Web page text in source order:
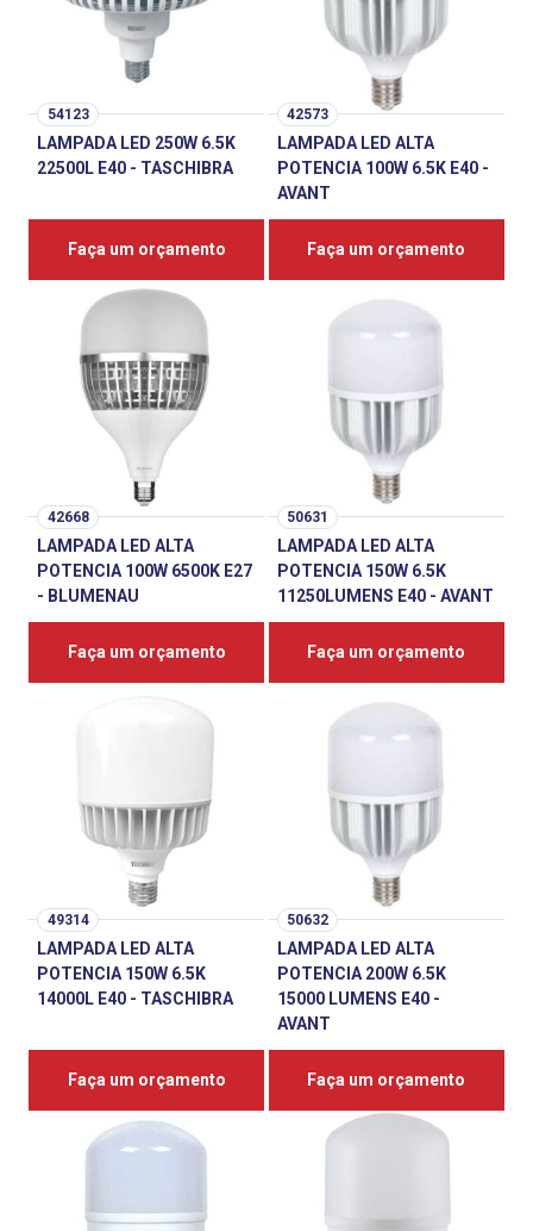
54123
LAMPADA LED 250W 6.5K
22500L E40 - TASCHIBRA
Faça um orçamento
42573
LAMPADA LED ALTA
POTENCIA 100W 6.5K E40 -
AVANT
Faça um orçamento
42668
LAMPADA LED ALTA
POTENCIA 100W 6500K E27
- BLUMENAU
Faça um orçamento
50631
LAMPADA LED ALTA
POTENCIA 150W 6.5K
11250LUMENS E40 - AVANT
Faça um orçamento
49314
LAMPADA LED ALTA
POTENCIA 150W 6.5K
14000L E40 - TASCHIBRA
Faça um orçamento
50632
LAMPADA LED ALTA
POTENCIA 200W 6.5K
15000 LUMENS E40 -
AVANT
Faça um orçamento